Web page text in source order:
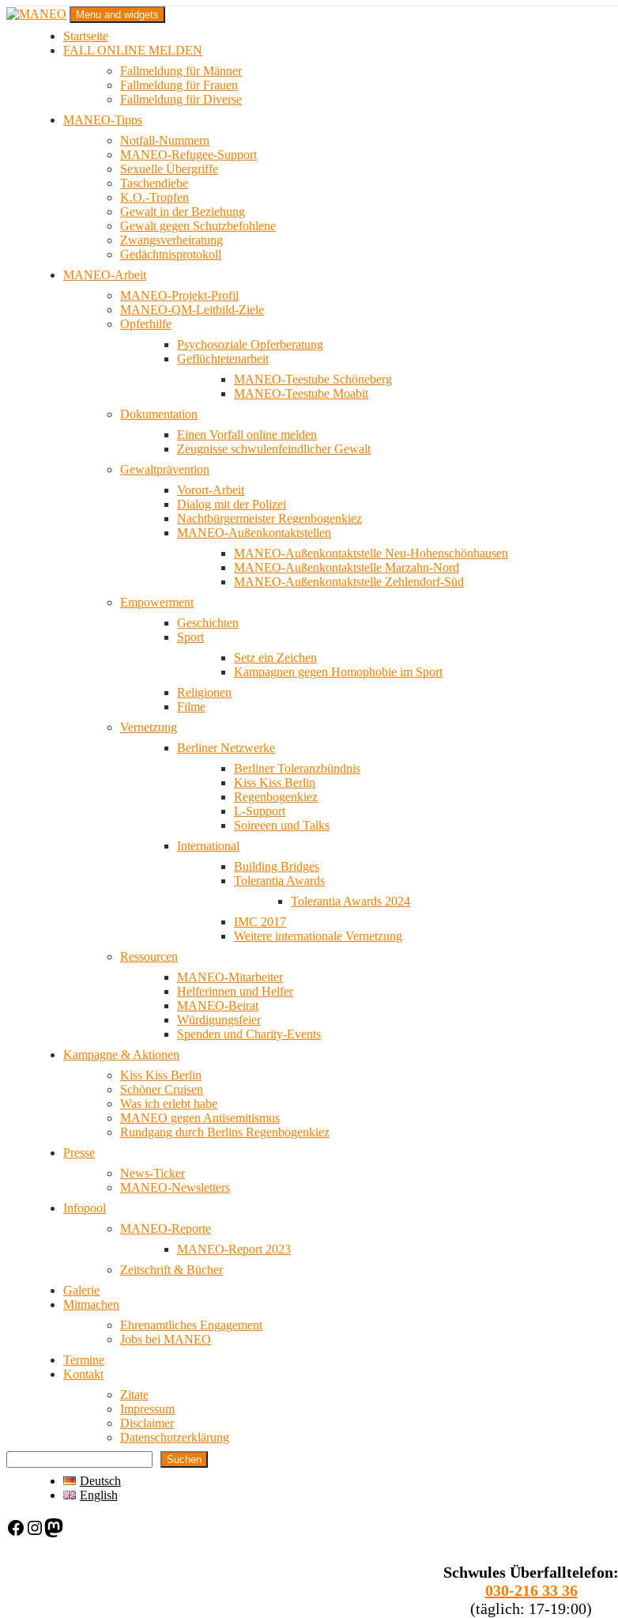
Zum
MANEO
Das schwule Anti-Gewalt-Projekt in Berlin
Menu and widgets
Startseite
FALL ONLINE MELDEN
Fallmeldung für Männer
Fallmeldung für Frauen
Fallmeldung für Diverse
MANEO-Tipps
Notfall-Nummern
MANEO-Refugee-Support
Sexuelle Übergriffe
Taschendiebe
K.O.-Tropfen
Gewalt in der Beziehung
Gewalt gegen Schutzbefohlene
Zwangsverheiratung
Gedächtnisprotokoll
MANEO-Arbeit
MANEO-Projekt-Profil
MANEO-QM-Leitbild-Ziele
Opferhilfe
Psychosoziale Opferberatung
Geflüchtetenarbeit
MANEO-Teestube Schöneberg
MANEO-Teestube Moabit
Dokumentation
Einen Vorfall online melden
Zeugnisse schwulenfeindlicher Gewalt
Gewaltprävention
Vorort-Arbeit
Dialog mit der Polizei
Nachtbürgermeister Regenbogenkiez
MANEO-Außenkontaktstellen
MANEO-Außenkontaktstelle Neu-Hohenschönhausen
MANEO-Außenkontaktstelle Marzahn-Nord
MANEO-Außenkontaktstelle Zehlendorf-Süd
Empowerment
Geschichten
Sport
Setz ein Zeichen
Kampagnen gegen Homophobie im Sport
Religionen
Filme
Vernetzung
Berliner Netzwerke
Berliner Toleranzbündnis
Kiss Kiss Berlin
Regenbogenkiez
L-Support
Soireeen und Talks
International
Building Bridges
Tolerantia Awards
Tolerantia Awards 2024
IMC 2017
Weitere internationale Vernetzung
Ressourcen
MANEO-Mitarbeiter
Helferinnen und Helfer
MANEO-Beirat
Würdigungsfeier
Spenden und Charity-Events
Kampagne & Aktionen
Kiss Kiss Berlin
Schöner Cruisen
Was ich erlebt habe
MANEO gegen Antisemitismus
Rundgang durch Berlins Regenbogenkiez
Presse
News-Ticker
MANEO-Newsletters
Infopool
MANEO-Reporte
MANEO-Report 2023
Zeitschrift & Bücher
Galerie
Mitmachen
Ehrenamtliches Engagement
Jobs bei MANEO
Termine
Kontakt
Zitate
Impressum
Disclaimer
Datenschutzerklärung
Suchen
Deutsch
English
Facebook Instagram Mastodon
Schwules Überfalltelefon:
030-216 33 36
(täglich: 17-19:00)